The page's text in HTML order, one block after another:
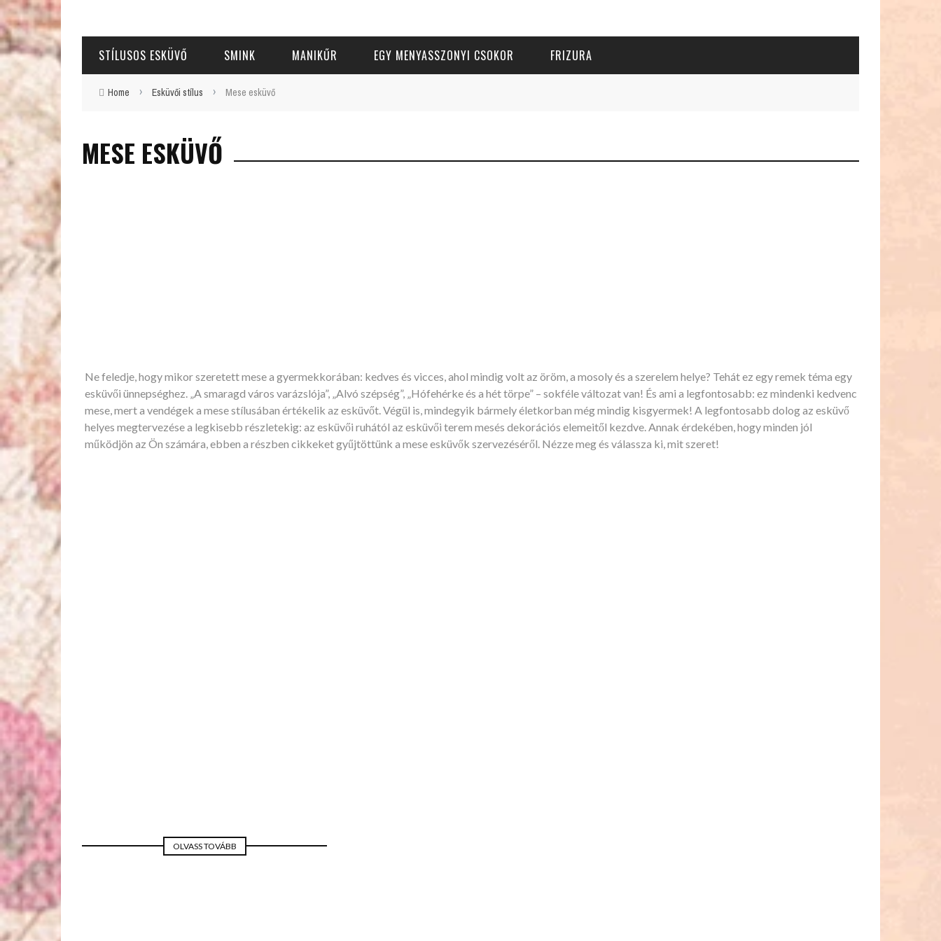
STÍLUSOS ESKÜVŐ SMINK MANIKŰR EGY MENYASSZONYI CSOKOR FRIZURA
Home › Esküvői stílus › Mese esküvő
MESE ESKÜVŐ
Ne feledje, hogy mikor szeretett mese a gyermekkorában: kedves és vicces, ahol mindig volt az öröm, a mosoly és a szerelem helye? Tehát ez egy remek téma egy
esküvői ünnepséghez. „A smaragd város varázslója”, „Alvó szépség”, „Hófehérke és a hét törpe” – sokféle változat van! És ami a legfontosabb: ez mindenki kedvenc
mese, mert a vendégek a mese stílusában értékelik az esküvőt. Végül is, mindegyik bármely életkorban még mindig kisgyermek! A legfontosabb dolog az esküvő
helyes megtervezése a legkisebb részletekig: az esküvői ruhától az esküvői terem mesés dekorációs elemeitől kezdve. Annak érdekében, hogy minden jól
működjön az Ön számára, ebben a részben cikkeket gyűjtöttünk a mese esküvők szervezéséről. Nézze meg és válassza ki, mit szeret!
OLVASS TOVÁBB